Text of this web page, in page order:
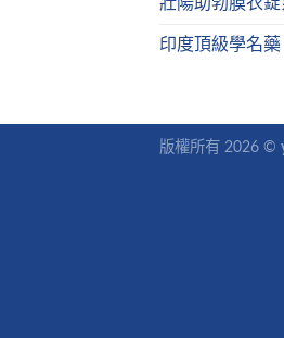
印度頂級學名藥
版權所有 2026 ©